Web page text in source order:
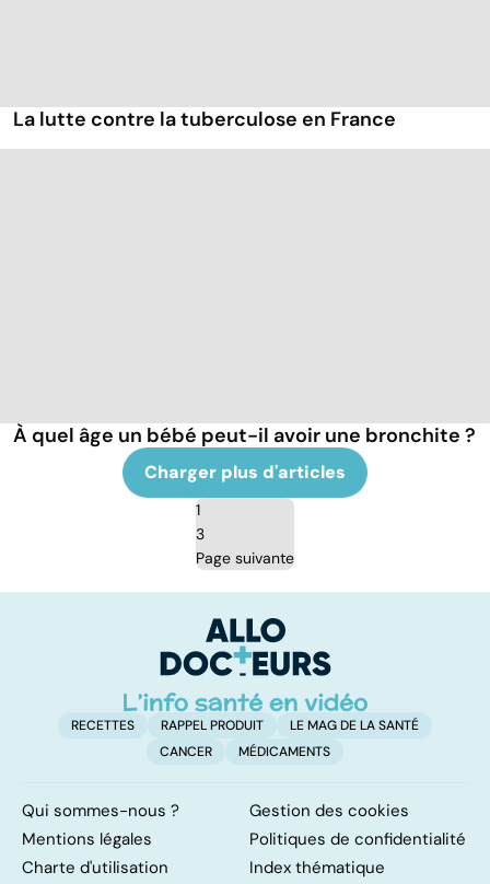
La lutte contre la tuberculose en France
À quel âge un bébé peut-il avoir une bronchite ?
Charger plus d'articles
1
3
Page suivante
RECETTES RAPPEL PRODUIT
LE MAG DE LA SANTÉ
CANCER
MÉDICAMENTS
Qui sommes-nous ?
Gestion des cookies
Mentions légales
Politiques de confidentialité
Charte d'utilisation
Index thématique